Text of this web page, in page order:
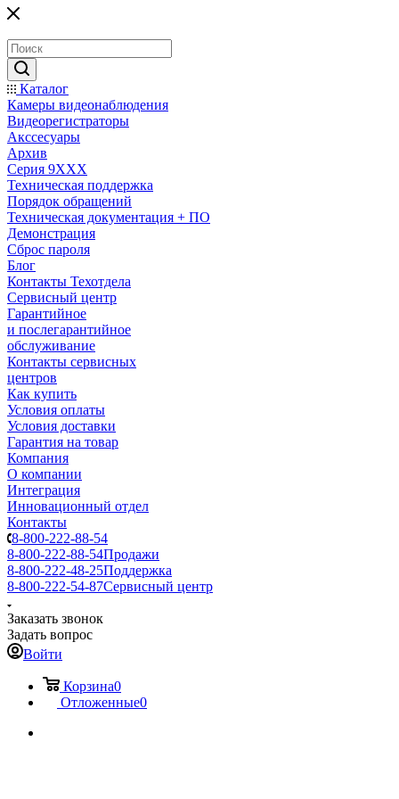
Каталог
Камеры видеонаблюдения
Видеорегистраторы
Акссесуары
Архив
Серия 9XXX
Техническая поддержка
Порядок обращений
Техническая документация + ПО
Демонстрация
Сброс пароля
Блог
Контакты Техотдела
Сервисный центр
Гарантийное
и послегарантийное
обслуживание
Контакты сервисных
центров
Как купить
Условия оплаты
Условия доставки
Гарантия на товар
Компания
О компании
Интеграция
Инновационный отдел
Контакты
8-800-222-88-54
8-800-222-88-54Продажи
8-800-222-48-25Поддержка
8-800-222-54-87Сервисный центр
Заказать звонок
Задать вопрос
Войти
Корзина0
Отложенные0